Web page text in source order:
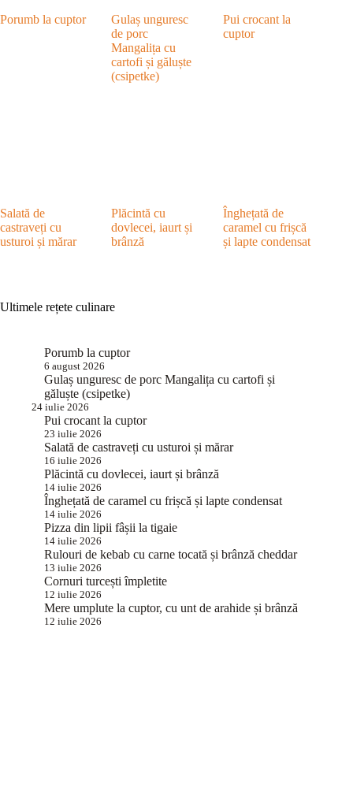
Porumb la cuptor
Gulaș unguresc
de porc
Mangalița cu
cartofi și găluște
(csipetke)
Pui crocant la
cuptor
Salată de
castraveți cu
usturoi și mărar
Plăcintă cu
dovlecei, iaurt și
brânză
Înghețată de
caramel cu frișcă
și lapte condensat
Ultimele rețete culinare
Porumb la cuptor
6 august 2026
Gulaș unguresc de porc Mangalița cu cartofi și
găluște (csipetke)
24 iulie 2026
Pui crocant la cuptor
23 iulie 2026
Salată de castraveți cu usturoi și mărar
16 iulie 2026
Plăcintă cu dovlecei, iaurt și brânză
14 iulie 2026
Înghețată de caramel cu frișcă și lapte condensat
14 iulie 2026
Pizza din lipii fâșii la tigaie
14 iulie 2026
Rulouri de kebab cu carne tocată și brânză cheddar
13 iulie 2026
Cornuri turcești împletite
12 iulie 2026
Mere umplute la cuptor, cu unt de arahide și brânză
12 iulie 2026